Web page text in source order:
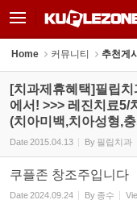
Home 커뮤니티 추천게
[치과제휴혜택]필립
에서! >>> 레진치료5/
(치아미백,치아성형,
Date2015.04.13 By 필립치과
쿠플존 창조주입니다
Date2024.09.24 By 종수